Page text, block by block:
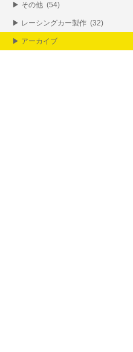
▶ その他 (54)
▶ レーシングカー製作 (32)
▶ アーカイブ